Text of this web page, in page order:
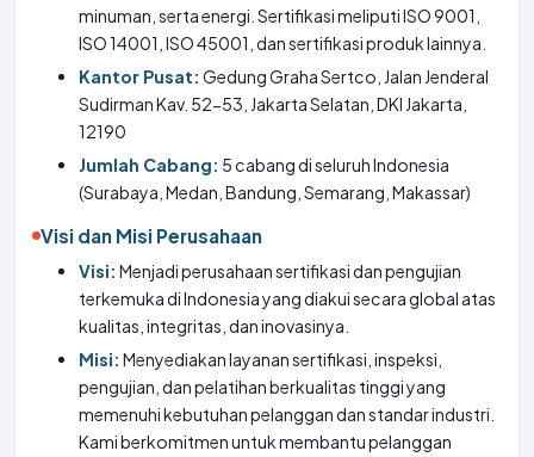
minuman, serta energi. Sertifikasi meliputi ISO 9001,
ISO 14001, ISO 45001, dan sertifikasi produk lainnya.
Kantor Pusat: Gedung Graha Sertco, Jalan Jenderal
Sudirman Kav. 52-53, Jakarta Selatan, DKI Jakarta,
12190
Jumlah Cabang: 5 cabang di seluruh Indonesia
(Surabaya, Medan, Bandung, Semarang, Makassar)
Visi dan Misi Perusahaan
Visi: Menjadi perusahaan sertifikasi dan pengujian
terkemuka di Indonesia yang diakui secara global atas
kualitas, integritas, dan inovasinya.
Misi: Menyediakan layanan sertifikasi, inspeksi,
pengujian, dan pelatihan berkualitas tinggi yang
memenuhi kebutuhan pelanggan dan standar industri.
Kami berkomitmen untuk membantu pelanggan